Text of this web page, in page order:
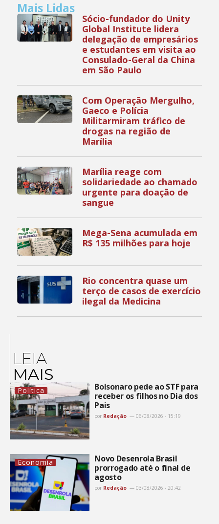
Mais Lidas
Sócio-fundador do Unity
Global Institute lidera
delegação de empresários
e estudantes em visita ao
Consulado-Geral da China
em São Paulo
Com Operação Mergulho,
Gaeco e Polícia
Militarmiram tráfico de
drogas na região de
Marília
Marília reage com
solidariedade ao chamado
urgente para doação de
sangue
Mega-Sena acumulada em
R$ 135 milhões para hoje
Rio concentra quase um
terço de casos de exercício
ilegal da Medicina
LEIA
MAIS
Política
Bolsonaro pede ao STF para
receber os filhos no Dia dos
Pais
por Redação 06/08/2026 - 15:19
Economia
Novo Desenrola Brasil
prorrogado até o final de
agosto
por Redação 03/08/2026 - 20:42